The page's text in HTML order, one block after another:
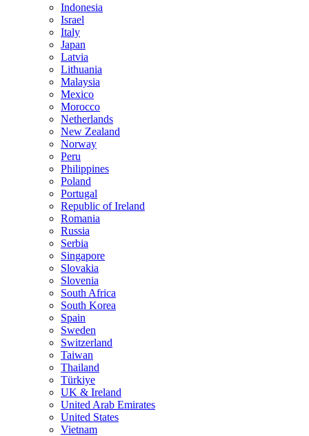
Indonesia
Israel
Italy
Japan
Latvia
Lithuania
Malaysia
Mexico
Morocco
Netherlands
New Zealand
Norway
Peru
Philippines
Poland
Portugal
Republic of Ireland
Romania
Russia
Serbia
Singapore
Slovakia
Slovenia
South Africa
South Korea
Spain
Sweden
Switzerland
Taiwan
Thailand
Türkiye
UK & Ireland
United Arab Emirates
United States
Vietnam